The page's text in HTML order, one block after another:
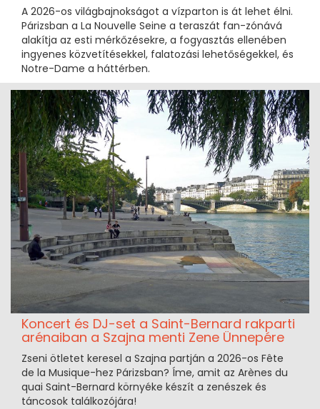
A 2026-os világbajnokságot a vízparton is át lehet élni.
Párizsban a La Nouvelle Seine a teraszát fan-zónává
alakítja az esti mérkőzésekre, a fogyasztás ellenében
ingyenes közvetítésekkel, falatozási lehetőségekkel, és
Notre-Dame a háttérben.
Koncert és DJ-set a Saint-Bernard rakparti
arénaiban a Szajna menti Zene Ünnepére
Zseni ötletet keresel a Szajna partján a 2026-os Fête
de la Musique-hez Párizsban? Íme, amit az Arènes du
quai Saint-Bernard környéke készít a zenészek és
táncosok találkozójára!